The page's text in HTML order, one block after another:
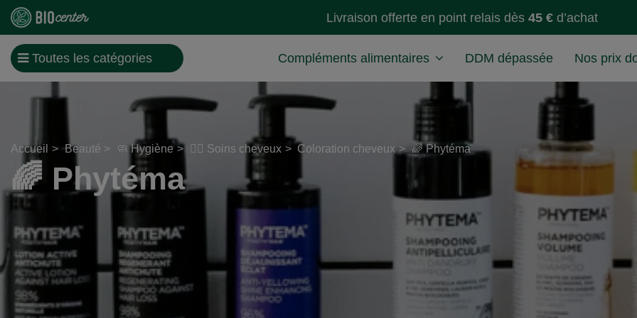
Livraison offerte en point relais dès 45 € d’achat
Toutes les catégories Compléments alimentaires DDM dépassée Nos prix
Accueil Beauté 🧼 Hygiène 💇‍♀️ Soins cheveux Coloration cheveux 🌈 Phytéma
🌈 Phytéma